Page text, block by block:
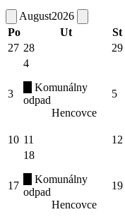
August2026
Po
Ut St
27 28 29
3
4
Komunálny
odpad
Hencovce
5
10 11 12
17
18
Komunálny
odpad
Hencovce
19